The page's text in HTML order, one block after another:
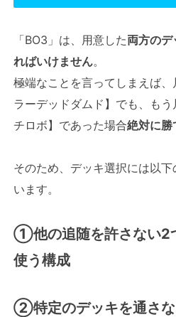
「BO3」は、用意した両方の
ればいけません。
極端なことを言ってしまえば
ラーデッドダムド】でも、も
チロボ】であった場合絶対に勝
そのため、デッキ選択には以
います。
①他の追随を許さない2
使う構成
②特定のデッキを通さ